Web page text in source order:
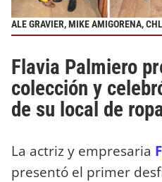
ALE GRAVIER, MIKE AMIGORENA,
Flavia Palmiero
colección y
de su local de
La actriz y empresaria
presentó el primer